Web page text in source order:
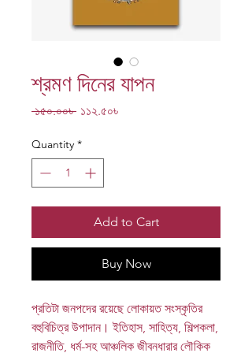
শ্রমণ দিনের যাপন
১৫০.০০৳ Regular
১১২.৫০৳Sale
Quantity *
Add to Cart
Buy Now
প্রতিটা জনপদের রয়েছে লোকায়ত সংস্কৃতির
বহুবিচিত্র উপাদান। ইতিহাস, সাহিত্য, শিল্পকলা,
রাজনীতি, ধর্ম-সহ আঞ্চলিক জীবনধারার লৌকিক